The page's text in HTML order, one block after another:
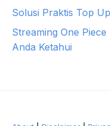
Solusi Praktis Top
Streaming One
Anda Ketahui